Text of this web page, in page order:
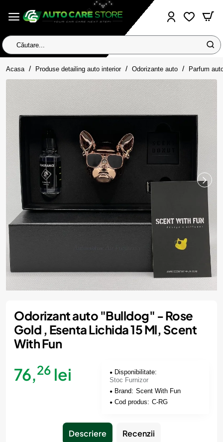
Căutare...
Acasa homeProduse detailing auto interior Odorizante auto Parfum
Stoc Furnizor
Odorizant auto "Bulldog" - Rose
Gold , Esenta Lichida 15 Ml, Scent
With Fun
76,26 lei
Disponibilitate:
Stoc Furnizor
Brand: Scent With Fun
Cod produs: C-RG
Descriere Recenzii